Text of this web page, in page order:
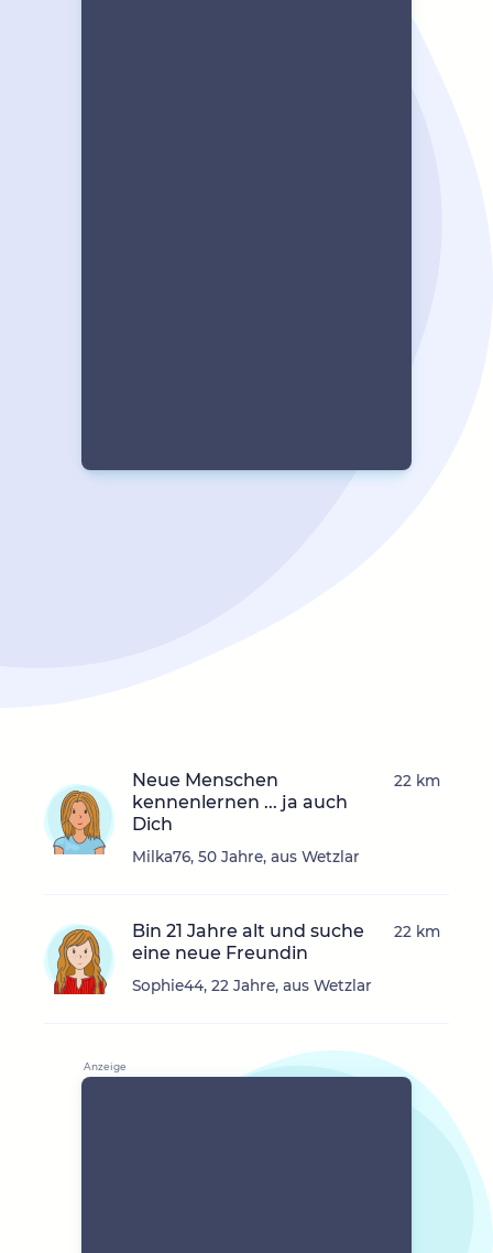
Neue Menschen
kennenlernen ... ja auch
Dich
Milka76, 50 Jahre, aus Wetzlar
22 km
Bin 21 Jahre alt und suche
eine neue Freundin
Sophie44, 22 Jahre, aus Wetzlar
22 km